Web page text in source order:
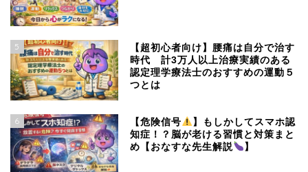
5
【超初心者向け】腰痛は自分で治す
時代 計3万人以上治療実績のある
認定理学療法士のおすすめの運動５
つとは
6 【危険信号
】もしかしてスマホ認
知症！？脳が老ける習慣と対策まと
め【おなすな先生解説
】